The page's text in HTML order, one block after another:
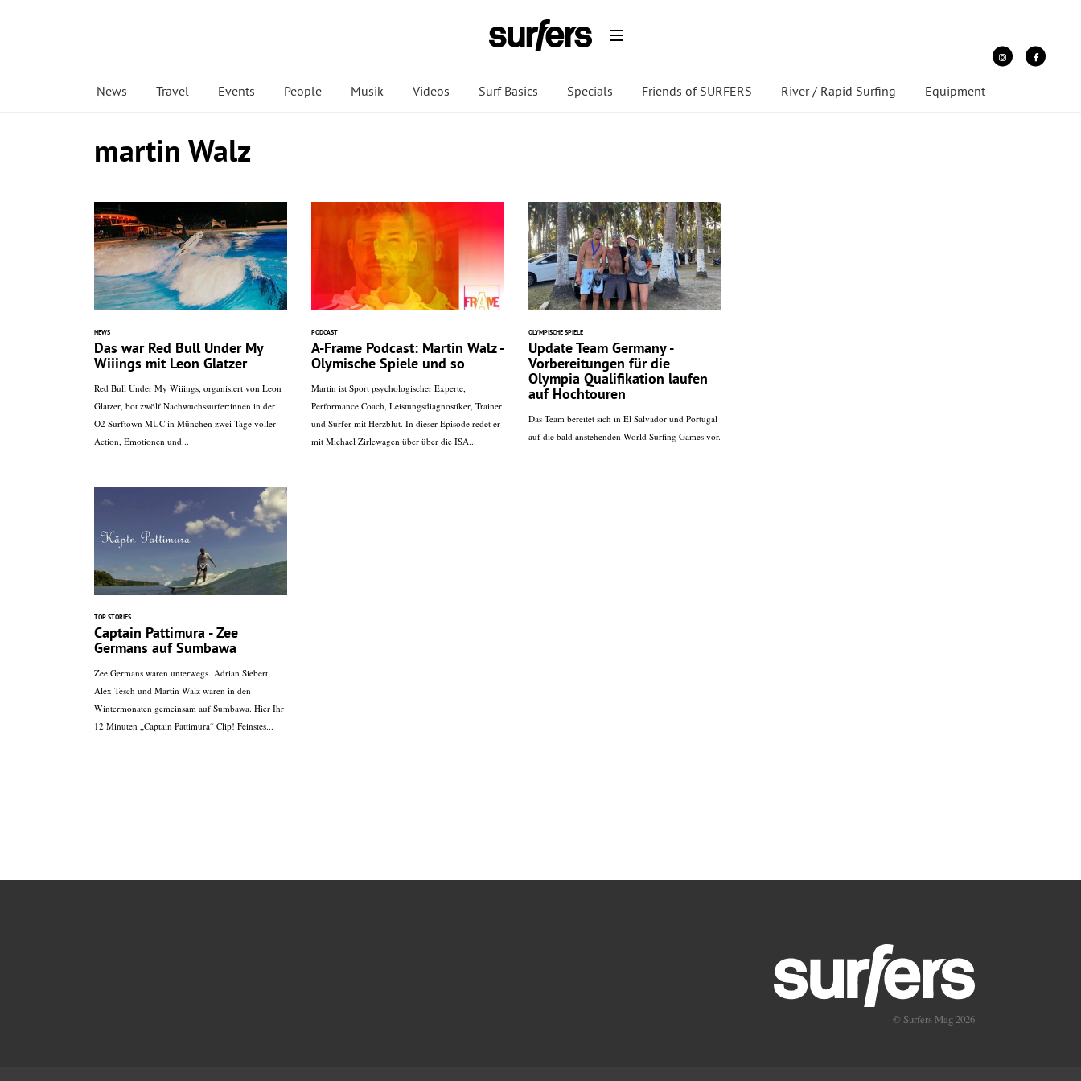
News Travel Events People Musik Videos Surf Basics Specials Friends of SURFERS River / Rapid Surfing Equipment
martin Walz
NEWS
Das war Red Bull Under My
Wiiings mit Leon Glatzer
Red Bull Under My Wiiings, organisiert von Leon
Glatzer, bot zwölf Nachwuchssurfer:innen in der
O2 Surftown MUC in München zwei Tage voller
Action, Emotionen und...
PODCAST
A-Frame Podcast: Martin Walz -
Olymische Spiele und so
Martin ist Sport psychologischer Experte,
Performance Coach, Leistungsdiagnostiker, Trainer
und Surfer mit Herzblut. In dieser Episode redet er
mit Michael Zirlewagen über über die ISA...
OLYMPISCHE SPIELE
Update Team Germany -
Vorbereitungen für die
Olympia Qualifikation laufen
auf Hochtouren
Das Team bereitet sich in El Salvador und Portugal
auf die bald anstehenden World Surfing Games vor.
TOP STORIES
Captain Pattimura - Zee
Germans auf Sumbawa
Zee Germans waren unterwegs. Adrian Siebert,
Alex Tesch und Martin Walz waren in den
Wintermonaten gemeinsam auf Sumbawa. Hier Ihr
12 Minuten „Captain Pattimura“ Clip! Feinstes...
© Surfers Mag 2026